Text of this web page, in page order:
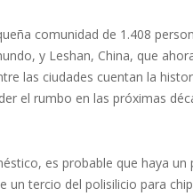
comunidad de 1.408
y Leshan, China, que
las ciudades cuentan la
el rumbo en las próximas
es probable que haya un
tercio del polisilicio para